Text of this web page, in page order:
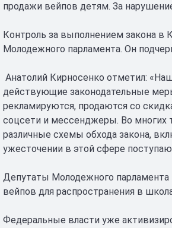
продажи вейпов детям. За
Контроль за выполнением закона в
Молодежного парламента. Он
Анатолий Кирносенко отметил:
действующие законодательные
рекламируются, продаются со
соцсети и мессенджеры. Во многих
различные схемы обхода закона,
ужесточении в этой сфере
Депутаты Молодежного парламента
вейпов для распространения в
Федеральные власти уже